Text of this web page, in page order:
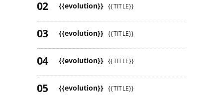
{{evolution}} {{TITLE}}
{{evolution}} {{TITLE}}
{{evolution}} {{TITLE}}
{{evolution}} {{TITLE}}